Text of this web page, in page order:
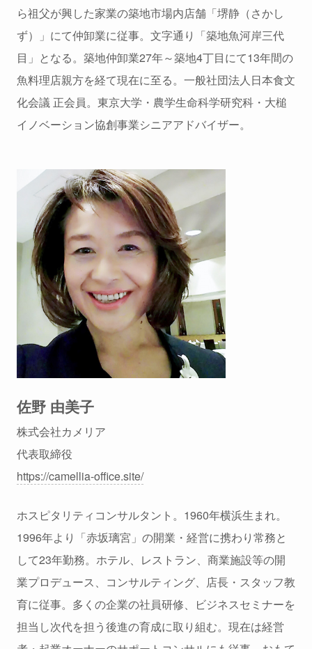
ら祖父が興した家業の築地市場内店舗「堺静（さかし
ず）」にて仲卸業に従事。文字通り「築地魚河岸三代
目」となる。築地仲卸業27年～築地4丁目にて13年間の
魚料理店親方を経て現在に至る。一般社団法人日本食文
化会議 正会員。東京大学・農学生命科学研究科・大槌
イノベーション協創事業シニアアドバイザー。
佐野 由美子
株式会社カメリア
代表取締役
https://camellia-office.site/
ホスピタリティコンサルタント。1960年横浜生まれ。
1996年より「赤坂璃宮」の開業・経営に携わり常務と
して23年勤務。ホテル、レストラン、商業施設等の開
業プロデュース、コンサルティング、店長・スタッフ教
育に従事。多くの企業の社員研修、ビジネスセミナーを
担当し次代を担う後進の育成に取り組む。現在は経営